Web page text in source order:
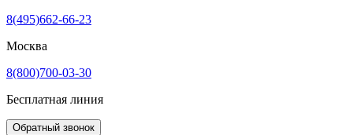
8(495)662-66-23
Москва
8(800)700-03-30
Бесплатная линия
Обратный звонок